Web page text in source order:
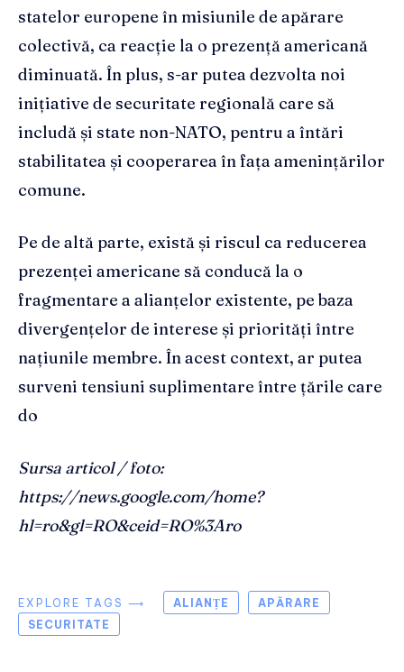
statelor europene în misiunile de apărare
colectivă, ca reacție la o prezență americană
diminuată. În plus, s-ar putea dezvolta noi
inițiative de securitate regională care să
includă și state non-NATO, pentru a întări
stabilitatea și cooperarea în fața amenințărilor
comune.
Pe de altă parte, există și riscul ca reducerea
prezenței americane să conducă la o
fragmentare a alianțelor existente, pe baza
divergențelor de interese și priorități între
națiunile membre. În acest context, ar putea
surveni tensiuni suplimentare între țările care
do
Sursa articol / foto:
https://news.google.com/home?
hl=ro&gl=RO&ceid=RO%3Aro
EXPLORE TAGS ⟶ ALIANȚE
APĂRARE
SECURITATE